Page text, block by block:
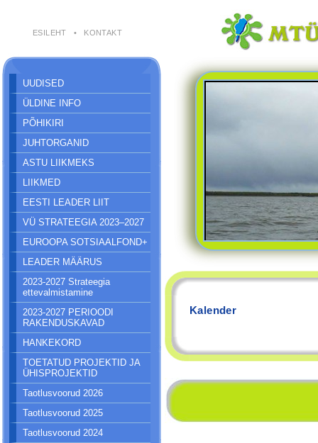
ESILEHT • KONTAKT
UUDISED
ÜLDINE INFO
PÕHIKIRI
JUHTORGANID
ASTU LIIKMEKS
LIIKMED
EESTI LEADER LIIT
VÜ STRATEEGIA 2023–2027
EUROOPA SOTSIAALFOND+
LEADER MÄÄRUS
2023-2027 Strateegia
ettevalmistamine
2023-2027 PERIOODI
RAKENDUSKAVAD
HANKEKORD
TOETATUD PROJEKTID JA
ÜHISPROJEKTID
Taotlusvoorud 2026
Taotlusvoorud 2025
Taotlusvoorud 2024
Kalender